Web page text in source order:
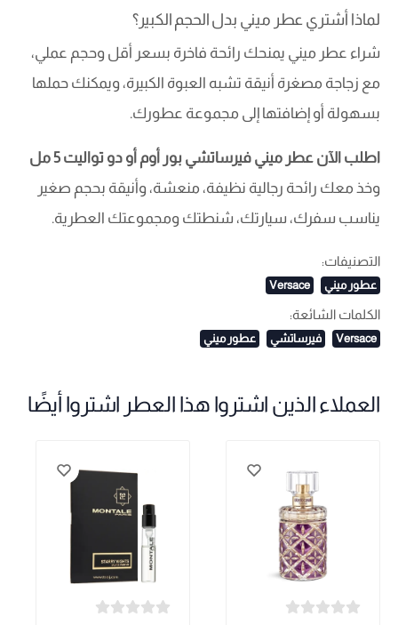
لماذا أشتري عطر ميني بدل الحجم الكبير؟
شراء عطر ميني يمنحك رائحة فاخرة بسعر أقل وحجم عملي،
مع زجاجة مصغرة أنيقة تشبه العبوة الكبيرة، ويمكنك حملها
بسهولة أو إضافتها إلى مجموعة عطورك.
اطلب الآن عطر ميني فيرساتشي بور أوم أو دو تواليت 5 مل
وخذ معك رائحة رجالية نظيفة، منعشة، وأنيقة بحجم صغير
يناسب سفرك، سيارتك، شنطتك ومجموعتك العطرية.
التصنيفات:
عطور ميني Versace
الكلمات الشائعة:
Versace فيرساتشي عطور ميني
العملاء الذين اشتروا هذا العطر اشتروا أيضًا